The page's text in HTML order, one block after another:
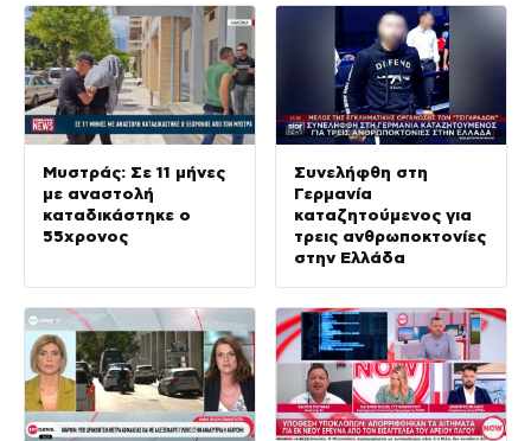
Μυστράς: Σε 11 μήνες
με αναστολή
καταδικάστηκε ο
55χρονος
Συνελήφθη στη
Γερμανία
καταζητούμενος για
τρεις ανθρωποκτονίες
στην Ελλάδα